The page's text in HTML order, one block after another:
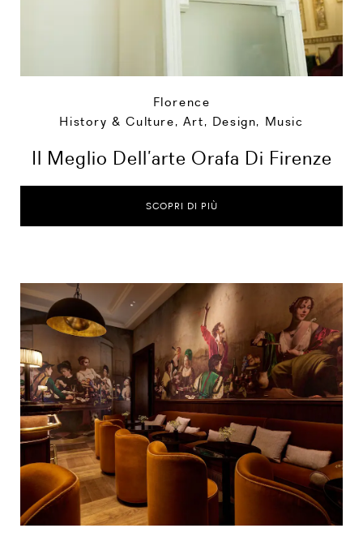
Florence
History & Culture, Art, Design, Music
Il Meglio Dell’arte Orafa Di Firenze
SCOPRI DI PIÙ